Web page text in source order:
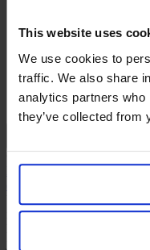
This website uses
We use cookies to
traffic. We also share
analytics partners who
they’ve collected from
© 2026 PROOFBOX
Mentions légalesConditions
Une publication défensive
industrielle. La prise en
la technique dans un cas